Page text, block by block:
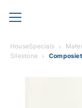
HouseSpecials
Silestone